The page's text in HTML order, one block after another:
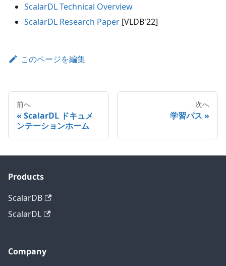
ScalarDL Technical Overview
ScalarDL Research Paper [VLDB'22]
このページを編集
前へ
ScalarDL ドキュメ
ンテーションホーム
次へ
学習パス
Products
ScalarDB
ScalarDL
Company